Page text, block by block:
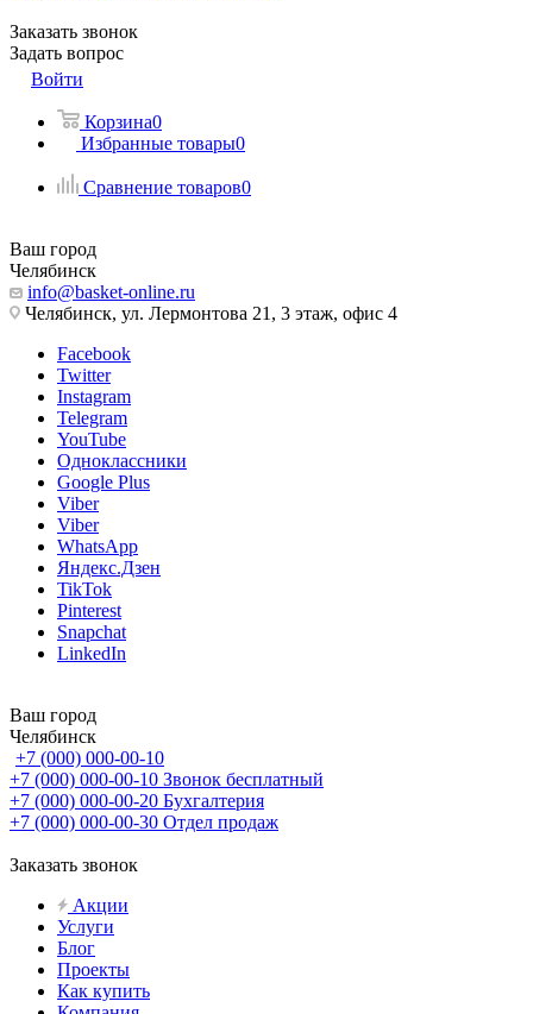
Заказать звонок
Задать вопрос
Войти
Корзина0
Избранные товары0
Сравнение товаров0
Ваш город
Челябинск
info@basket-online.ru
Челябинск, ул. Лермонтова 21, 3 этаж, офис 4
Facebook
Twitter
Instagram
Telegram
YouTube
Одноклассники
Google Plus
Viber
Viber
WhatsApp
Яндекс.Дзен
TikTok
Pinterest
Snapchat
LinkedIn
Ваш город
Челябинск
+7 (000) 000-00-10
+7 (000) 000-00-10 Звонок бесплатный
+7 (000) 000-00-20 Бухгалтерия
+7 (000) 000-00-30 Отдел продаж
Заказать звонок
Акции
Услуги
Блог
Проекты
Как купить